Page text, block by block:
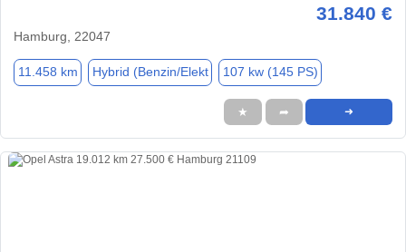
31.840 €
Hamburg, 22047
11.458 km Hybrid (Benzin/Elekt 107 kw (145 PS)
★ ➦ ➜